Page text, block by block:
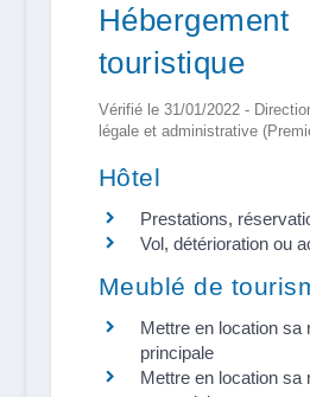
Hébergement
touristique
Vérifié le 31/01/2022 -
légale et administrative
Hôtel
Prestations,
Vol, détérioration ou
Meublé de
Mettre en location sa
principale
Mettre en location sa